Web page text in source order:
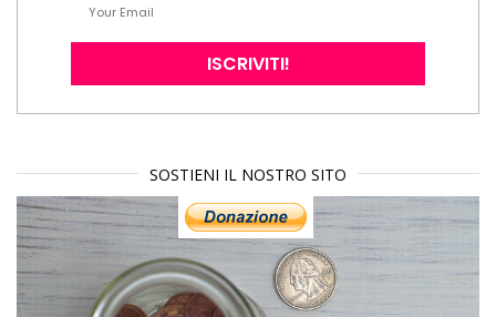
SOSTIENI IL NOSTRO SITO